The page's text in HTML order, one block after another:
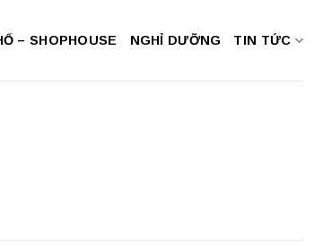
– SHOPHOUSE NGHỈ DƯỠNG TIN TỨC